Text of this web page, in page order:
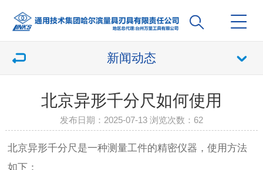
新闻动态
北京异形千分尺如何使用
发布日期：2025-07-13 浏览次数： 62
北京异形千分尺是一种测量工件的精密仪器，使用方法
如下：